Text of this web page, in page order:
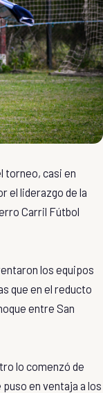
torneo, casi en
el liderazgo de la
Carril Fútbol
los equipos
que en el reducto
entre San
lo comenzó de
en ventaja a los